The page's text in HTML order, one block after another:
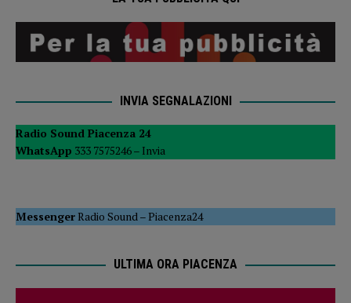
INVIA SEGNALAZIONI
Radio Sound Piacenza 24
WhatsApp 333 7575246 – Invia
MessengerRadio Sound –Piacenza24
ULTIMA ORA PIACENZA